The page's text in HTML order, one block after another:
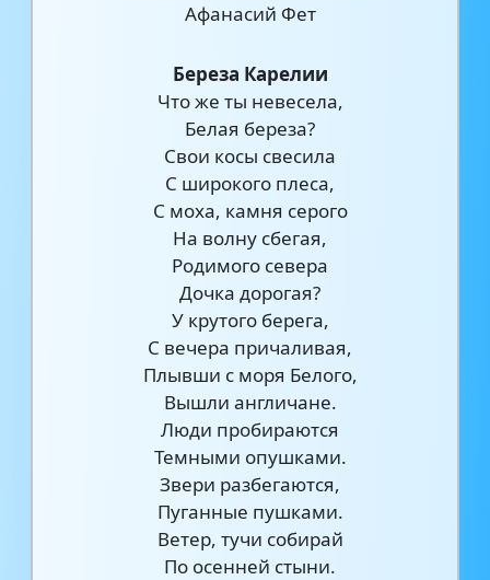
Афанасий Фет
Береза Карелии
Что же ты невесела,
Белая береза?
Свои косы свесила
С широкого плеса,
С моха, камня серого
На волну сбегая,
Родимого севера
Дочка дорогая?
У крутого берега,
С вечера причаливая,
Плывши с моря Белого,
Вышли англичане.
Люди пробираются
Темными опушками.
Звери разбегаются,
Пуганные пушками.
Ветер, тучи собирай
По осенней стыни.